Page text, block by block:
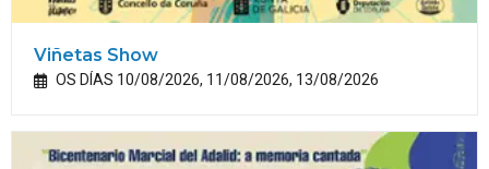
Viñetas Show
OS DÍAS 10/08/2026, 11/08/2026, 13/08/2026